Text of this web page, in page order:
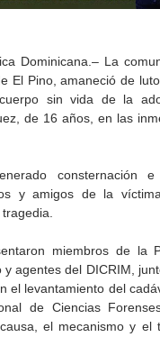
Dominicana.– La
El Pino, amaneció de
sin vida de la
de 16 años, en las
consternación e
y amigos de la
miembros de la
y agentes del DICRIM,
el levantamiento del
de Ciencias
el mecanismo y el